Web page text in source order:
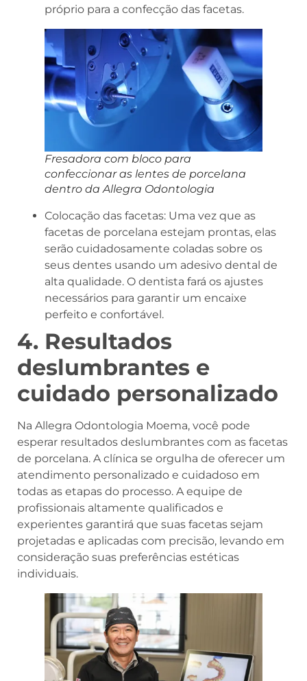
próprio para a confecção das facetas.
Fresadora com bloco para
confeccionar as lentes de porcelana
dentro da Allegra Odontologia
Colocação das facetas: Uma vez que as
facetas de porcelana estejam prontas, elas
serão cuidadosamente coladas sobre os
seus dentes usando um adesivo dental de
alta qualidade. O dentista fará os ajustes
necessários para garantir um encaixe
perfeito e confortável.
4. Resultados
deslumbrantes e
cuidado personalizado
Na Allegra Odontologia Moema, você pode
esperar resultados deslumbrantes com as facetas
de porcelana. A clínica se orgulha de oferecer um
atendimento personalizado e cuidadoso em
todas as etapas do processo. A equipe de
profissionais altamente qualificados e
experientes garantirá que suas facetas sejam
projetadas e aplicadas com precisão, levando em
consideração suas preferências estéticas
individuais.